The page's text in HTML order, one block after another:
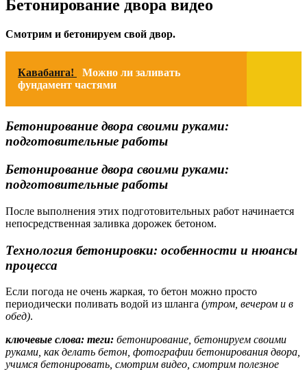
Бетонирование двора видео
Смотрим и бетонируем свой двор.
Кавабанга!
Можно ли заливать
фундамент частями
Бетонирование двора своими руками:
подготовительные работы
Бетонирование двора своими руками:
подготовительные работы
После выполнения этих подготовительных работ начинается
непосредственная заливка дорожек бетоном.
Технология бетонировки: особенности и нюансы
процесса
Если погода не очень жаркая, то бетон можно просто
периодически поливать водой из шланга (утром, вечером и в
обед).
ключевые слова: теги: бетонирование, бетонируем своими
руками, как делать бетон, фотографии бетонирования двора,
учимся бетонировать, смотрим видео, смотрим полезное